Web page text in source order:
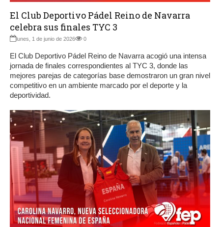
El Club Deportivo Pádel Reino de Navarra
celebra sus finales TYC 3
lunes, 1 de junio de 2026 0
El Club Deportivo Pádel Reino de Navarra acogió una intensa
jornada de finales correspondientes al TYC 3, donde las
mejores parejas de categorías base demostraron un gran nivel
competitivo en un ambiente marcado por el deporte y la
deportividad.